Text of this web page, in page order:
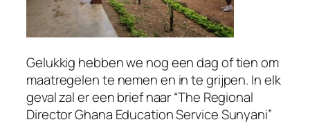
Gelukkig hebben we nog een dag of tien om
maatregelen te nemen en in te grijpen. In elk
geval zal er een brief naar “The Regional
Director Ghana Education Service Sunyani”